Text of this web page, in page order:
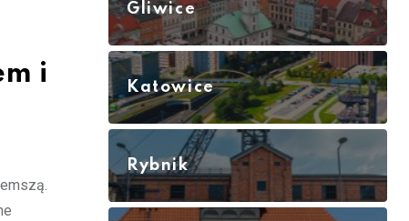
i
Gliwice
Katowice
Rybnik